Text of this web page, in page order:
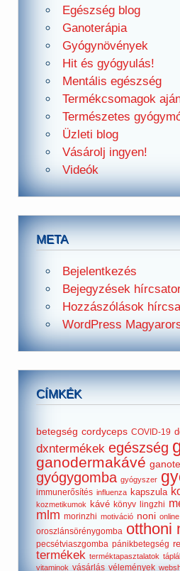
Egészség blog
Ganoterápia
Gyógynövények
Hit és gyógyulás!
Mentális egészség
Termékcsomagok
Természetes
Üzleti blog
Vásárolj ingyen!
Videók
META
Bejelentkezés
Bejegyzések
Hozzászólások
WordPress
CÍMKÉK
betegség cordyceps COVID-19
dxntermékek egészség
ganodermakávé
gyógygomba gyógyszer
immunerősítés influenza kapszula
kozmetikumok kávé könyv lingzhi
mlm morinzhi motiváció noni
oroszlánsörénygomba otthoni
pecsétviaszgomba pánikbetegség
termékek terméktapasztalatok
vitaminok vásárlás vélemények